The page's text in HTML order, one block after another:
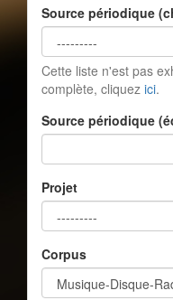
Source périodique
Cette liste n'est pas
complète, cliquez ici.
Source périodique
Projet
Corpus